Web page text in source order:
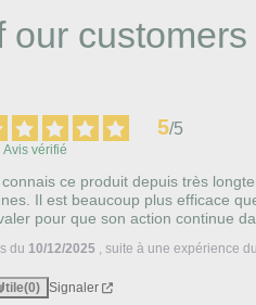
our
5/5
Avis vérifié
ce produit depuis très
Il est beaucoup plus efficace
pour que son action continue
du 10/12/2025 , suite à une expérience du
(0) Signaler